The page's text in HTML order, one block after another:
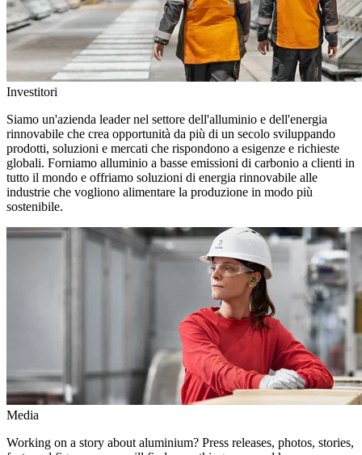
Investitori
Siamo un'azienda leader nel settore dell'alluminio e dell'energia
rinnovabile che crea opportunità da più di un secolo sviluppando
prodotti, soluzioni e mercati che rispondono a esigenze e richieste
globali. Forniamo alluminio a basse emissioni di carbonio a clienti in
tutto il mondo e offriamo soluzioni di energia rinnovabile alle
industrie che vogliono alimentare la produzione in modo più
sostenibile.
Media
Working on a story about aluminium? Press releases, photos, stories,